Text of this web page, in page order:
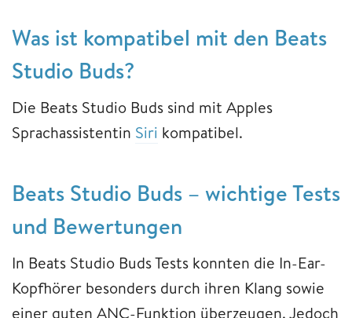
Was ist kompatibel mit den Beats
Studio Buds?
Die Beats Studio Buds sind mit Apples
Sprachassistentin Siri kompatibel.
Beats Studio Buds – wichtige Tests
und Bewertungen
In Beats Studio Buds Tests konnten die In-Ear-
Kopfhörer besonders durch ihren Klang sowie
einer guten ANC-Funktion überzeugen. Jedoch